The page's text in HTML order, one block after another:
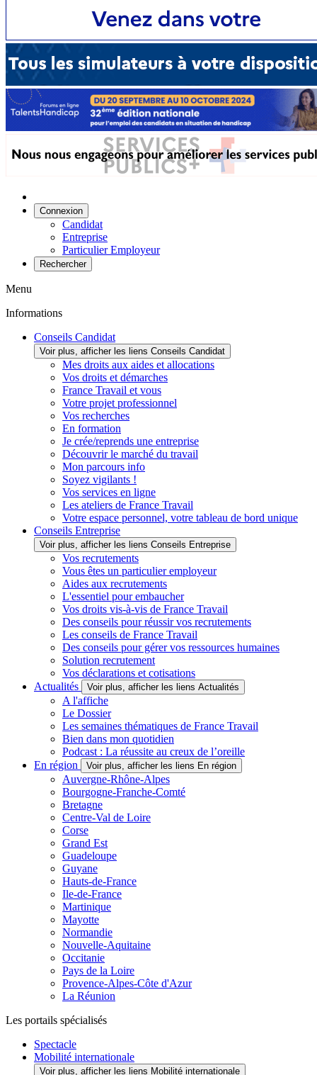
Connexion
Candidat
Entreprise
Particulier Employeur
Rechercher
Menu
Informations
Conseils Candidat
Voir plus, afficher les liens Conseils Candidat
Mes droits aux aides et allocations
Vos droits et démarches
France Travail et vous
Votre projet professionnel
Vos recherches
En formation
Je crée/reprends une entreprise
Découvrir le marché du travail
Mon parcours info
Soyez vigilants !
Vos services en ligne
Les ateliers de France Travail
Votre espace personnel, votre tableau de bord unique
Conseils Entreprise
Voir plus, afficher les liens Conseils Entreprise
Vos recrutements
Vous êtes un particulier employeur
Aides aux recrutements
L'essentiel pour embaucher
Vos droits vis-à-vis de France Travail
Des conseils pour réussir vos recrutements
Les conseils de France Travail
Des conseils pour gérer vos ressources humaines
Solution recrutement
Vos déclarations et cotisations
Actualités
Voir plus, afficher les liens Actualités
A l'affiche
Le Dossier
Les semaines thématiques de France Travail
Bien dans mon quotidien
Podcast : La réussite au creux de l’oreille
En région
Voir plus, afficher les liens En région
Auvergne-Rhône-Alpes
Bourgogne-Franche-Comté
Bretagne
Centre-Val de Loire
Corse
Grand Est
Guadeloupe
Guyane
Hauts-de-France
Ile-de-France
Martinique
Mayotte
Normandie
Nouvelle-Aquitaine
Occitanie
Pays de la Loire
Provence-Alpes-Côte d'Azur
La Réunion
Les portails spécialisés
Spectacle
Mobilité internationale
Voir plus, afficher les liens Mobilité internationale